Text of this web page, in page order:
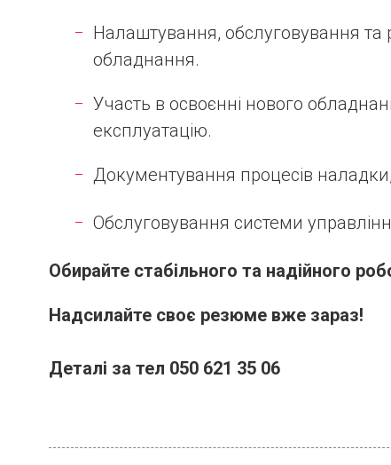
Налаштування, обслуговування та
обладнання.
Участь в освоєнні нового
експлуатацію.
Документування процесів
Обслуговування системи
Обирайте стабільного та надійного
Надсилайте своє резюме вже зараз!
Деталі за тел 050 621 35 06